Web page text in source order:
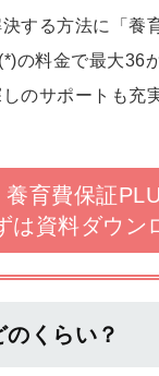
する方法に「養
の料金で最大36
のサポートも充
養育費保証
は資料ダウン
くらい？